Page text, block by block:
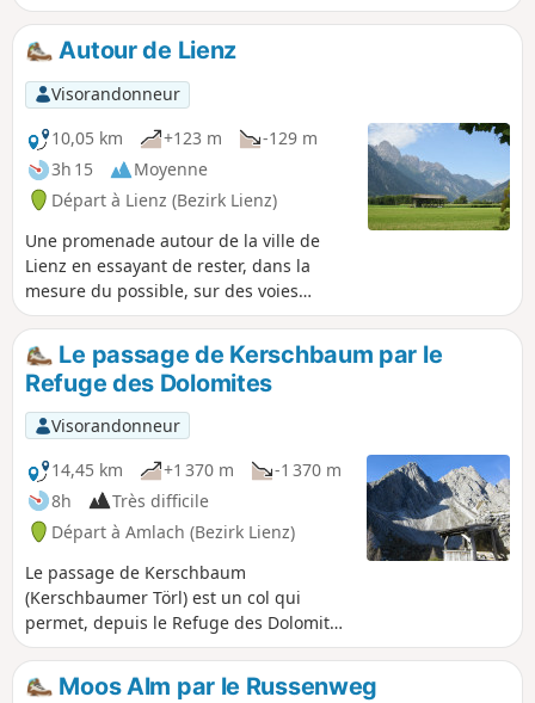
Autour de Lienz
Visorandonneur
10,05 km
+123 m
-129 m
3h 15
Moyenne
Départ à Lienz (Bezirk Lienz)
Une promenade autour de la ville de
Lienz en essayant de rester, dans la
mesure du possible, sur des voies
interdites aux engins motorisés. Ce ne
sera, hélas, pas toujours le cas, ville
oblige, mais il y en aura peu. Vous
pourrez ainsi découvrir les différentes
vallées et montagnes qui entourent la
cité.
Le passage de Kerschbaum par le
Refuge des Dolomites
Visorandonneur
14,45 km
+1 370 m
-1 370 m
8h
Très difficile
Départ à Amlach (Bezirk Lienz)
Le passage de Kerschbaum
(Kerschbaumer Törl) est un col qui
permet, depuis le Refuge des Dolomites
(Dolomiten Hütte) de rejoindre la vallée
de Kerschbaum où coule le torrent
Galitzen qui finit sa course dans de
Moos Alm par le Russenweg